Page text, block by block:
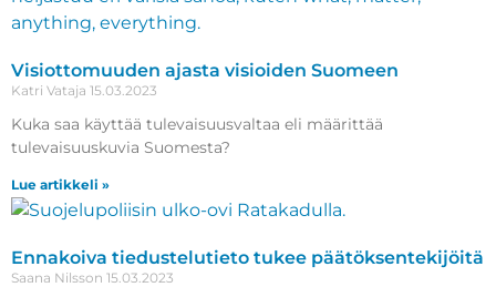
Visiottomuuden ajasta visioiden Suomeen
Katri Vataja 15.03.2023
Kuka saa käyttää tulevaisuusvaltaa eli määrittää
tulevaisuuskuvia Suomesta?
Lue artikkeli »
Ennakoiva tiedustelutieto tukee päätöksentekijöitä
Saana Nilsson 15.03.2023